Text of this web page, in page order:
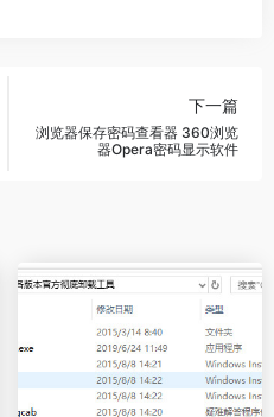
下一篇
浏览器保存密码查看器 360浏览
器Opera密码显示软件